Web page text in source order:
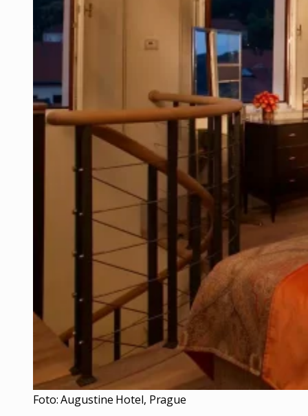
Foto: Augustine Hotel, Prague